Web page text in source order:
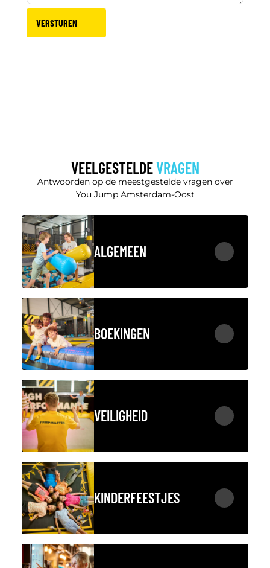
VERSTUREN
VEELGESTELDEVRAGEN
Antwoorden op de meestgestelde vragen over
You Jump Amsterdam-Oost
ALGEMEEN
BOEKINGEN
VEILIGHEID
KINDERFEESTJES